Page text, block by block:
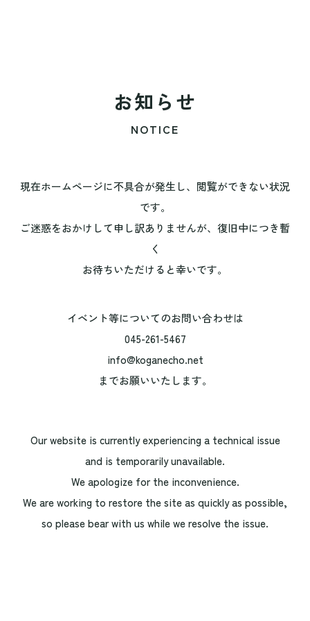
お知らせ
NOTICE
現在ホームページに不具合が発生し、閲覧ができない状況
です。
ご迷惑をおかけして申し訳ありませんが、復旧中につき暫
く
お待ちいただけると幸いです。
イベント等についてのお問い合わせは
045-261-5467
info@koganecho.net
までお願いいたします。
Our website is currently experiencing a technical issue
and is temporarily unavailable.
We apologize for the inconvenience.
We are working to restore the site as quickly as possible,
so please bear with us while we resolve the issue.